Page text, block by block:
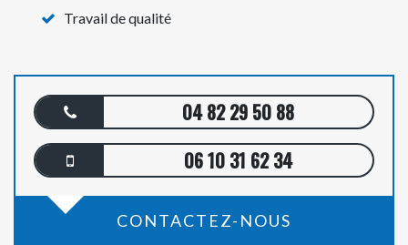
Travail de qualité
04 82 29 50 88
06 10 31 62 34
CONTACTEZ-NOUS